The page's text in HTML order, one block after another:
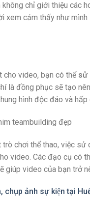
không chỉ giới thiệu
xem cảm thấy như
cho video, bạn có thể sử
là đồng phục sẽ tạo
hình độc đáo và hấp
chơi thể thao, việc
video. Các đạo cụ có
giúp video của bạn trở
chụp ảnh sự kiện tại